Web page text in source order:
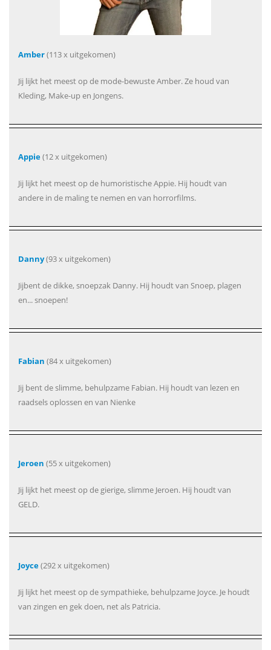
Amber(113 x uitgekomen)
Jij lijkt het meest op de mode-bewuste Amber. Ze houd van
Kleding, Make-up en Jongens.
Appie(12 x uitgekomen)
Jij lijkt het meest op de humoristische Appie. Hij houdt van
andere in de maling te nemen en van horrorfilms.
Danny(93 x uitgekomen)
Jijbent de dikke, snoepzak Danny. Hij houdt van Snoep, plagen
en... snoepen!
Fabian (84 x uitgekomen)
Jij bent de slimme, behulpzame Fabian. Hij houdt van lezen en
raadsels oplossen en van Nienke
Jeroen (55 x uitgekomen)
Jij lijkt het meest op de gierige, slimme Jeroen. Hij houdt van
GELD.
Joyce(292 x uitgekomen)
Jij lijkt het meest op de sympathieke, behulpzame Joyce. Je houdt
van zingen en gek doen, net als Patricia.